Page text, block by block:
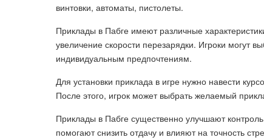
винтовки, автоматы, пистолеты.
Приклады в Пабге имеют различные
увеличение скорости перезарядки. Игроки могут
индивидуальным предпочтениям.
Для установки приклада в игре нужно навести
После этого, игрок может выбрать желаемый
Приклады в Пабге существенно улучшают
помогают снизить отдачу и влияют на точность